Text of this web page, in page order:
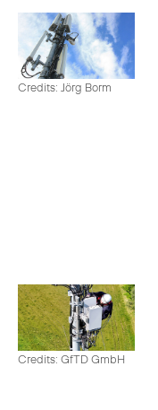
Credits: Jörg Borm
Credits: GfTD GmbH